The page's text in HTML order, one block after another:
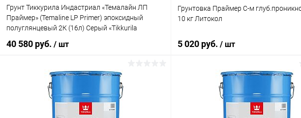
Грунт Тиккурила Индастриал «Темалайн ЛП
Праймер» (Temaline LP Primer) эпоксидный
полуглянцевый 2К (16л) Серый «Tikkurila
40 580 руб. / шт
В корзину
Сравнение
Грунтовка Праймер С-м
10 кг Литокол
5 020 руб. / шт
В корзину